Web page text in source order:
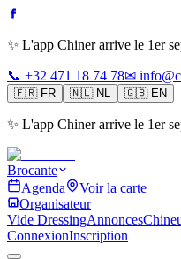
✨ L'app Chiner arrive le 1er
📞 +32 471 18 74 78✉
🇫🇷 FR 🇳🇱 NL 🇬🇧 EN
✨ L'app Chiner arrive le 1er
Brocante
Agenda
Voir la carte
Organisateur
Vide DressingAnnonces
ConnexionInscription